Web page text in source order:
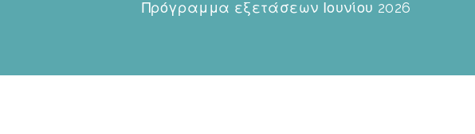
Πρόγραμμα εξετάσεων Ιουνίου 2026